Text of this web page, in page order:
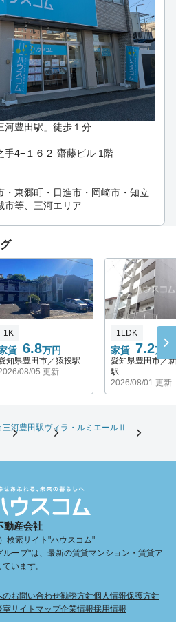
河豊田駅」徒歩１分
手4−１６２ 齋藤ビル 1階
・東郷町・日進市・岡崎市・知立
市等、三河エリア
賃 6.8万円
1K
知県豊田市／猿投駅
08/05 更新
家賃 7.2万円
1LDK
愛知県豊田市／
駅
2026/08/01 更新
三河豊田駅ヴィラ・ルミエールⅡ
動産会社
検索サイト"ハウスコム"
ープ"は、最新の賃貸マンション・賃貸ア
います。
のお問い合わせ勧誘方針個人情報保護方針
室サイトマップ企業情報採用情報